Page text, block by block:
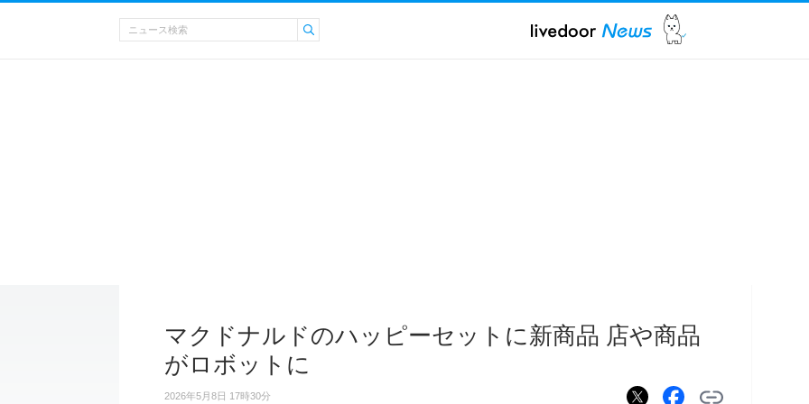
マクドナルドのハッピーセットに新商品 店や商品
がロボットに
2026年5月8日 17時30分